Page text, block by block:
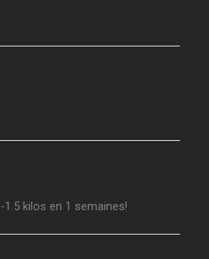
1.5 kilos en 1 semaines!